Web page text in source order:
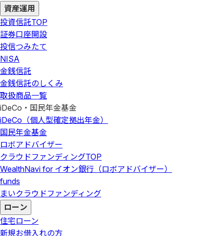
資産運用
投資信託TOP
証券口座開設
投信つみたて
NISA
金銭信託
金銭信託のしくみ
取扱商品一覧
iDeCo・国民年金基金
iDeCo（個人型確定拠出年金）
国民年金基金
ロボアドバイザー
クラウドファンディングTOP
WealthNavi for イオン銀行（ロボアドバイザー）
funds
まいクラウドファンディング
ローン
住宅ローン
新規お借入れの方